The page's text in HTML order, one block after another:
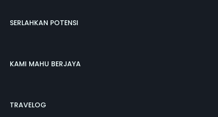
SERLAHKAN POTENSI
KAMI MAHU BERJAYA
TRAVELOG